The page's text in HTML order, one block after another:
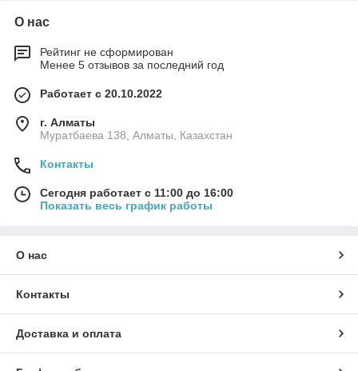
О нас
Рейтинг не сформирован
Менее 5 отзывов за последний год
Работает с 20.10.2022
г. Алматы
Муратбаева 138, Алматы, Казахстан
Контакты
Сегодня работает с 11:00 до 16:00
Показать весь график работы
О нас
Контакты
Доставка и оплата